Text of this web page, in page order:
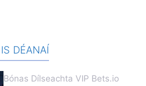
DÉANAÍ
Bónas Dílseachta VIP Bets.io